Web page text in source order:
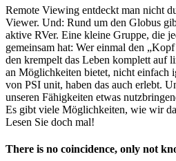
Bar
Area
Remote Viewing entdeckt man nicht
Viewer. Und: Rund um den Globus
aktive RVer. Eine kleine Gruppe, die
gemeinsam hat: Wer einmal den
den krempelt das Leben komplett auf
an Möglichkeiten bietet, nicht einfach
von PSI unit, haben das auch erlebt.
unseren Fähigkeiten etwas
Es gibt viele Möglichkeiten, wie wir
Lesen Sie doch mal!
There is no coincidence, only not